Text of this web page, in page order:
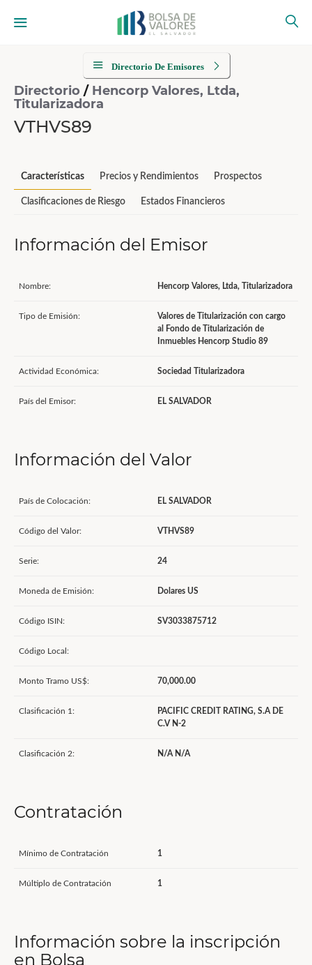
Directorio De Emisores
Directorio / Hencorp Valores, Ltda,
Titularizadora
VTHVS89
Características Precios y Rendimientos Prospectos
Clasificaciones de Riesgo Estados Financieros
Información del Emisor
Nombre: Hencorp Valores, Ltda, Titularizadora
Tipo de Emisión:
Valores de Titularización con cargo
al Fondo de Titularización de
Inmuebles Hencorp Studio 89
Actividad Económica: Sociedad Titularizadora
País del Emisor: EL SALVADOR
Información del Valor
País de Colocación: EL SALVADOR
Código del Valor: VTHVS89
Serie: 24
Moneda de Emisión: Dolares US
Código ISIN: SV3033875712
Código Local:
Monto Tramo US$: 70,000.00
Clasificación 1:
PACIFIC CREDIT RATING, S.A DE
C.V N-2
Clasificación 2: N/A N/A
Contratación
Mínimo de Contratación 1
Múltiplo de Contratación 1
Información sobre la inscripción
en Bolsa